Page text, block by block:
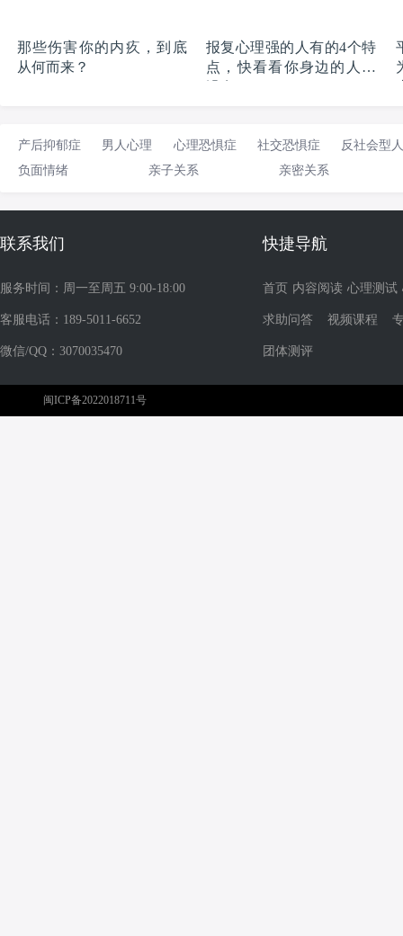
那些伤害你的内疚，到底
从何而来？
报复心理强的人有的4个特
点，快看看你身边的人有
产后抑郁症 男人心理 心理恐惧症 社交恐惧症
反社会型
负面情绪
亲子关系 亲密关系
联系我们
服务时间：周一至周五 9:00-18:00
客服电话：189-5011-6652
微信/QQ：3070035470
快捷导航
首页 内容阅读 心理测试
求助问答 视频课程
团体测评
闽ICP备2022018711号